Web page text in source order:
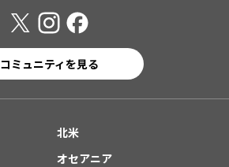
コミュニティを見る
北米
オセアニア